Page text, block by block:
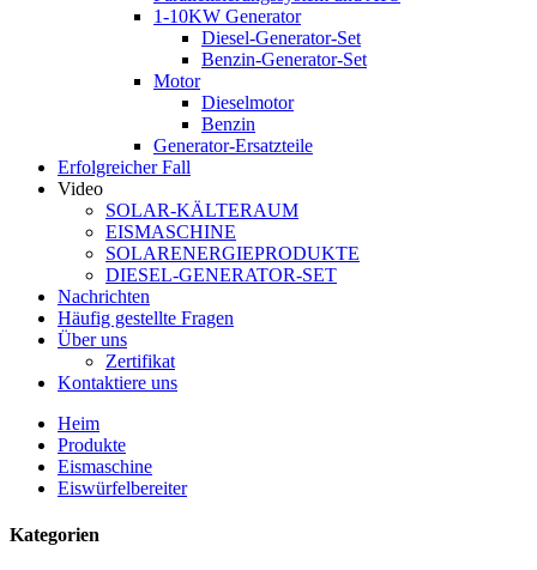
1-10KW Generator
Diesel-Generator-Set
Benzin-Generator-Set
Motor
Dieselmotor
Benzin
Generator-Ersatzteile
Erfolgreicher Fall
Video
SOLAR-KÄLTERAUM
EISMASCHINE
SOLARENERGIEPRODUKTE
DIESEL-GENERATOR-SET
Nachrichten
Häufig gestellte Fragen
Über uns
Zertifikat
Kontaktiere uns
Heim
Produkte
Eismaschine
Eiswürfelbereiter
Kategorien